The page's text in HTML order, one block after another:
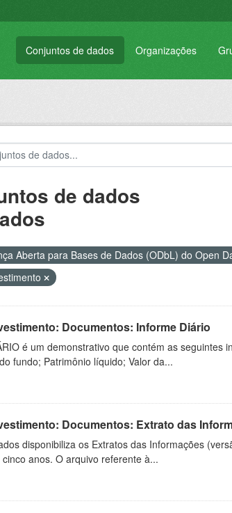
Conjuntos de dados Organizações
de dados
Aberta para Bases de Dados (ODbL) do Open
Documentos: Informe Diário
é um demonstrativo que contém as
fundo; Patrimônio líquido; Valor da...
Documentos: Extrato das
disponibiliza os Extratos das Informações
anos. O arquivo referente à...